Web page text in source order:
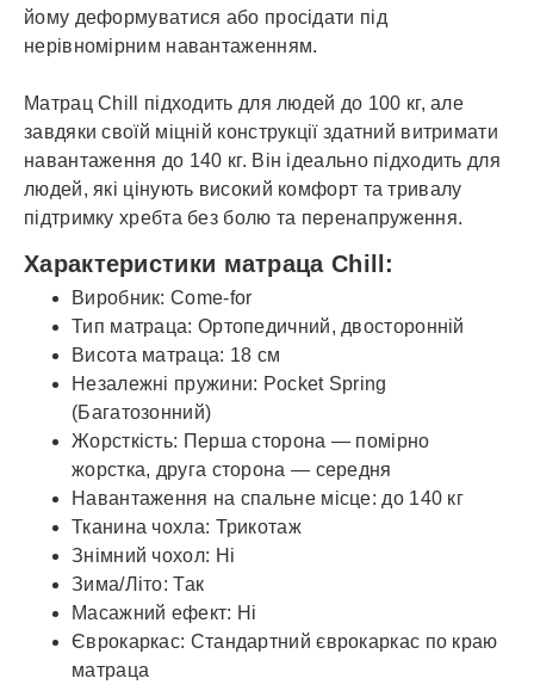
йому деформуватися або просідати під
нерівномірним навантаженням.
Матрац Chill підходить для людей до 100 кг, але
завдяки своїй міцній конструкції здатний витримати
навантаження до 140 кг. Він ідеально підходить для
людей, які цінують високий комфорт та тривалу
підтримку хребта без болю та перенапруження.
Характеристики матраца Chill:
Виробник: Come-for
Тип матраца: Ортопедичний, двосторонній
Висота матраца: 18 см
Незалежні пружини: Pocket Spring
(Багатозонний)
Жорсткість: Перша сторона — помірно
жорстка, друга сторона — середня
Навантаження на спальне місце: до 140 кг
Тканина чохла: Трикотаж
Знімний чохол: Ні
Зима/Літо: Так
Масажний ефект: Ні
Єврокаркас: Стандартний єврокаркас по краю
матраца